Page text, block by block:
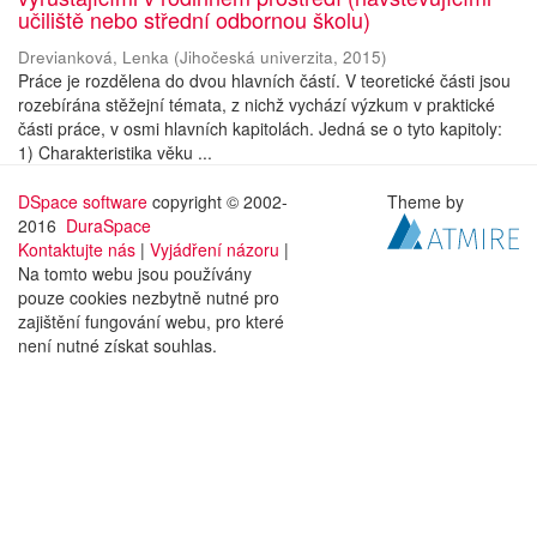
učiliště nebo střední odbornou školu)
Drevianková, Lenka (Jihočeská univerzita, 2015)
Práce je rozdělena do dvou hlavních částí. V teoretické části jsou
rozebírána stěžejní témata, z nichž vychází výzkum v praktické
části práce, v osmi hlavních kapitolách. Jedná se o tyto kapitoly:
1) Charakteristika věku ...
DSpace software copyright © 2002-
2016 DuraSpace
Kontaktujte nás | Vyjádření názoru |
Na tomto webu jsou používány
pouze cookies nezbytně nutné pro
zajištění fungování webu, pro které
není nutné získat souhlas.
Theme by